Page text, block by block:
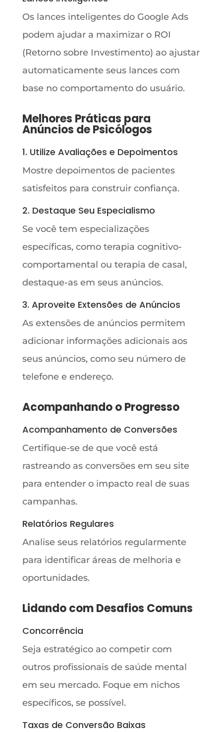
Os lances inteligentes do Google Ads
podem ajudar a maximizar o ROI
(Retorno sobre Investimento) ao ajustar
automaticamente seus lances com
base no comportamento do usuário.
Melhores Práticas para
Anúncios de Psicólogos
1. Utilize Avaliações e Depoimentos
Mostre depoimentos de pacientes
satisfeitos para construir confiança.
2. Destaque Seu Especialismo
Se você tem especializações
específicas, como terapia cognitivo-
comportamental ou terapia de casal,
destaque-as em seus anúncios.
3. Aproveite Extensões de Anúncios
As extensões de anúncios permitem
adicionar informações adicionais aos
seus anúncios, como seu número de
telefone e endereço.
Acompanhando o Progresso
Acompanhamento de Conversões
Certifique-se de que você está
rastreando as conversões em seu site
para entender o impacto real de suas
campanhas.
Relatórios Regulares
Analise seus relatórios regularmente
para identificar áreas de melhoria e
oportunidades.
Lidando com Desafios Comuns
Concorrência
Seja estratégico ao competir com
outros profissionais de saúde mental
em seu mercado. Foque em nichos
específicos, se possível.
Taxas de Conversão Baixas